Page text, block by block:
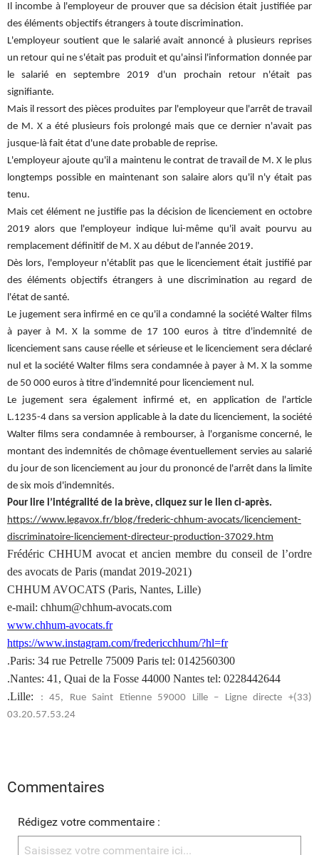
Il incombe à l'employeur de prouver que sa décision était justifiée par
des éléments objectifs étrangers à toute discrimination.
L'employeur soutient que le salarié avait annoncé à plusieurs reprises
un retour qui ne s'était pas produit et qu'ainsi l'information donnée par
le salarié en septembre 2019 d'un prochain retour n'était pas
signifiante.
Mais il ressort des pièces produites par l'employeur que l'arrêt de travail
de M. X a été plusieurs fois prolongé mais que ce dernier n'avait pas
jusque-là fait état d'une date probable de reprise.
L'employeur ajoute qu'il a maintenu le contrat de travail de M. X le plus
longtemps possible en maintenant son salaire alors qu'il n'y était pas
tenu.
Mais cet élément ne justifie pas la décision de licenciement en octobre
2019 alors que l'employeur indique lui-même qu'il avait pourvu au
remplacement définitif de M. X au début de l'année 2019.
Dès lors, l'employeur n'établit pas que le licenciement était justifié par
des éléments objectifs étrangers à une discrimination au regard de
l'état de santé.
Le jugement sera infirmé en ce qu'il a condamné la société Walter films
à payer à M. X la somme de 17 100 euros à titre d'indemnité de
licenciement sans cause réelle et sérieuse et le licenciement sera déclaré
nul et la société Walter films sera condamnée à payer à M. X la somme
de 50 000 euros à titre d'indemnité pour licenciement nul.
Le jugement sera également infirmé et, en application de l'article
L.1235-4 dans sa version applicable à la date du licenciement, la société
Walter films sera condamnée à rembourser, à l'organisme concerné, le
montant des indemnités de chômage éventuellement servies au salarié
du jour de son licenciement au jour du prononcé de l'arrêt dans la limite
de six mois d'indemnités.
Pour lire l’intégralité de la brève, cliquez sur le lien ci-après.
https://www.legavox.fr/blog/frederic-chhum-avocats/licenciement-
discriminatoire-licenciement-directeur-production-37029.htm
Frédéric CHHUM avocat et ancien membre du conseil de l’ordre
des avocats de Paris (mandat 2019-2021)
CHHUM AVOCATS (Paris, Nantes, Lille)
e-mail: chhum@chhum-avocats.com
www.chhum-avocats.fr
https://www.instagram.com/fredericchhum/?hl=fr
.Paris: 34 rue Petrelle 75009 Paris tel: 0142560300
.Nantes: 41, Quai de la Fosse 44000 Nantes tel: 0228442644
.Lille:
: 45, Rue Saint Etienne 59000 Lille – Ligne directe +(33)
03.20.57.53.24
Commentaires
Rédigez votre commentaire :